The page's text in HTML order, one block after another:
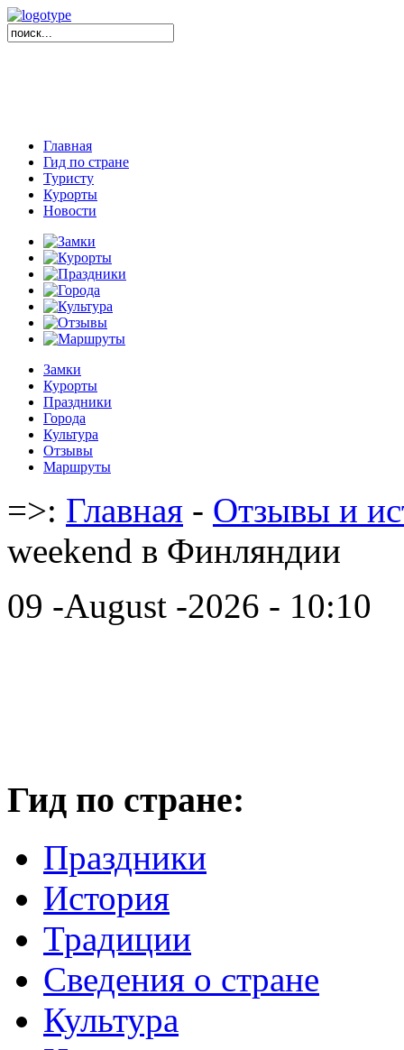
Главная
Гид по стране
Туристу
Курорты
Новости
Замки
Курорты
Праздники
Города
Культура
Отзывы
Маршруты
=>: Главная - Отзывы и
weekend в Финляндии
09 -August -2026 - 10:10
Гид по стране:
Праздники
История
Традиции
Cведения о стране
Культура